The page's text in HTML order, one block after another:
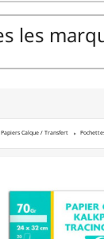
Papiers Calque / Transfert